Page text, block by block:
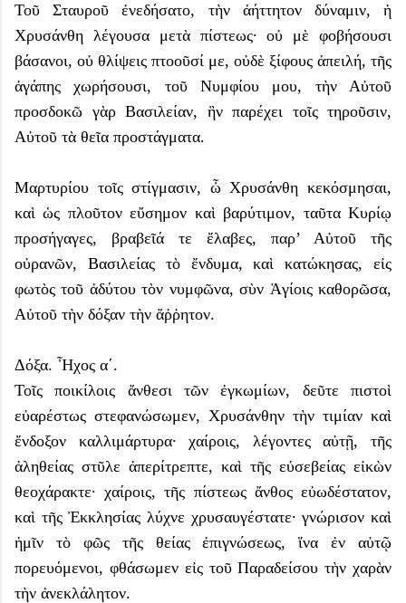
Τοῦ Σταυροῦ ἐνεδήσατο, τὴν ἀήττητον δύναμιν, ἡ
Χρυσάνθη λέγουσα μετὰ πίστεως· οὐ μὲ φοβήσουσι
βάσανοι, οὐ θλίψεις πτοοῦσί με, οὐδὲ ξίφους ἀπειλή, τῆς
ἀγάπης χωρήσουσι, τοῦ Νυμφίου μου, τὴν Αὐτοῦ
προσδοκῶ γὰρ Βασιλείαν, ἣν παρέχει τοῖς τηροῦσιν,
Αὐτοῦ τὰ θεῖα προστάγματα.
Μαρτυρίου τοῖς στίγμασιν, ὦ Χρυσάνθη κεκόσμησαι,
καὶ ὡς πλοῦτον εὔσημον καὶ βαρύτιμον, ταῦτα Κυρίῳ
προσήγαγες, βραβεῖά τε ἔλαβες, παρ’ Αὐτοῦ τῆς
οὐρανῶν, Βασιλείας τὸ ἔνδυμα, καὶ κατώκησας, εἰς
φωτὸς τοῦ ἀδύτου τὸν νυμφῶνα, σὺν Ἁγίοις καθορῶσα,
Αὐτοῦ τὴν δόξαν τὴν ἄῤῥητον.
Δόξα. Ἦχος α΄.
Τοῖς ποικίλοις ἄνθεσι τῶν ἐγκωμίων, δεῦτε πιστοὶ
εὐαρέστως στεφανώσωμεν, Χρυσάνθην τὴν τιμίαν καὶ
ἔνδοξον καλλιμάρτυρα· χαίροις, λέγοντες αὐτῇ, τῆς
ἀληθείας στῦλε ἀπερίτρεπτε, καὶ τῆς εὐσεβείας εἰκὼν
θεοχάρακτε· χαίροις, τῆς πίστεως ἄνθος εὐωδέστατον,
καὶ τῆς Ἐκκλησίας λύχνε χρυσαυγέστατε· γνώρισον καὶ
ἡμῖν τὸ φῶς τῆς θείας ἐπιγνώσεως, ἵνα ἐν αὐτῷ
πορευόμενοι, φθάσωμεν εἰς τοῦ Παραδείσου τὴν χαρὰν
τὴν ἀνεκλάλητον.